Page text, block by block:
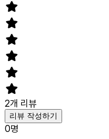
2개 리뷰
리뷰 작성하기
0명